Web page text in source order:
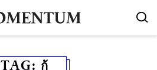
TAG: กู้